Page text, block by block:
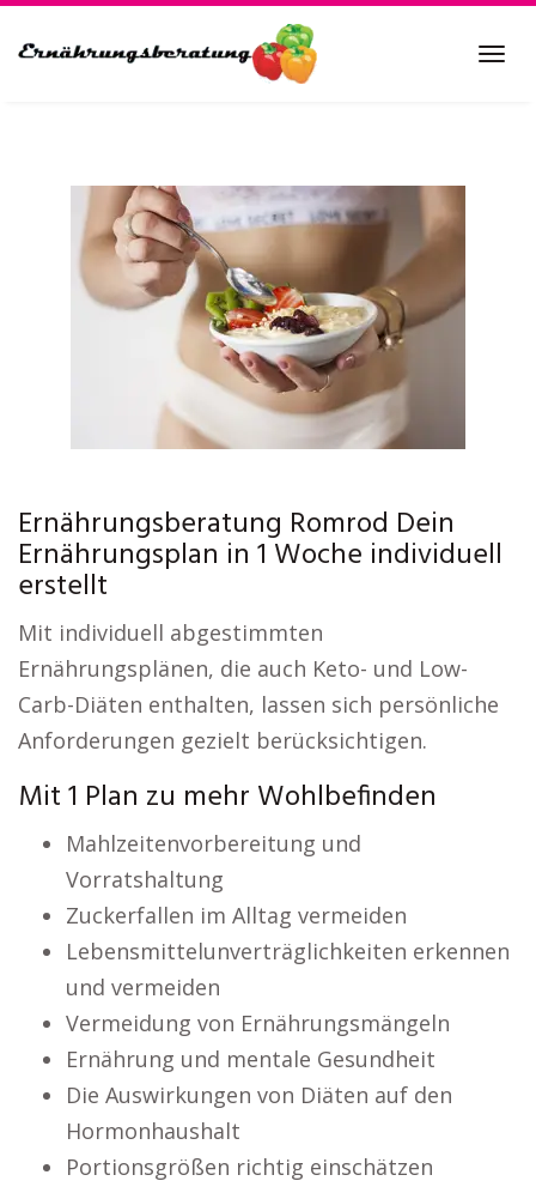
to
Ernährungsberatung Romrod Dein
Ernährungsplan in 1 Woche individuell
erstellt
Mit individuell abgestimmten
Ernährungsplänen, die auch Keto- und Low-
Carb-Diäten enthalten, lassen sich persönliche
Anforderungen gezielt berücksichtigen.
Mit 1 Plan zu mehr Wohlbefinden
Mahlzeitenvorbereitung und
Vorratshaltung
Zuckerfallen im Alltag vermeiden
Lebensmittelunverträglichkeiten erkennen
und vermeiden
Vermeidung von Ernährungsmängeln
Ernährung und mentale Gesundheit
Die Auswirkungen von Diäten auf den
Hormonhaushalt
Portionsgrößen richtig einschätzen